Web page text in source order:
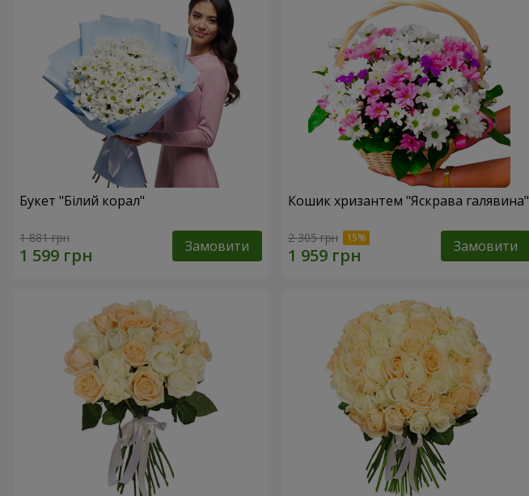
Букет "Білий корал"
1 881 грн Замовити
Кошик хризантем "Яскрава галявина"
2 305 грн Замовити